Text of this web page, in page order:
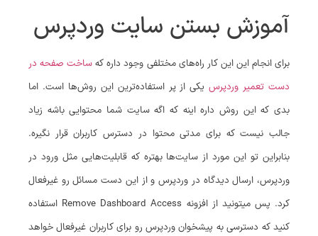
آموزش بستن سایت وردپرس
برای انجام این این کار راه‌های مختلفی وجود داره که ساخت صفحه در
دست تعمیر وردپرسیکی از پر استفاده‌ترین این روش‌ها است. اما
بدی که این روش داره اینه که اگه سایت شما محتوایی باشه زیاد
جالب نیست که برای مدتی محتوا در دسترس کاربران قرار نگیره.
بنابراین تو این مورد از سایت‌ها بهتره که قابلیت‌هایی مثل ورود در
وردپرس، ارسال دیدگاه در وردپرس و از این دست مسائل رو غیرفعال
کرد. پس میتونید از افزونه Remove Dashboard Access استفاده
کنید که دسترسی به پیشخوان وردپرس رو برای کاربران غیرفعال خواهد